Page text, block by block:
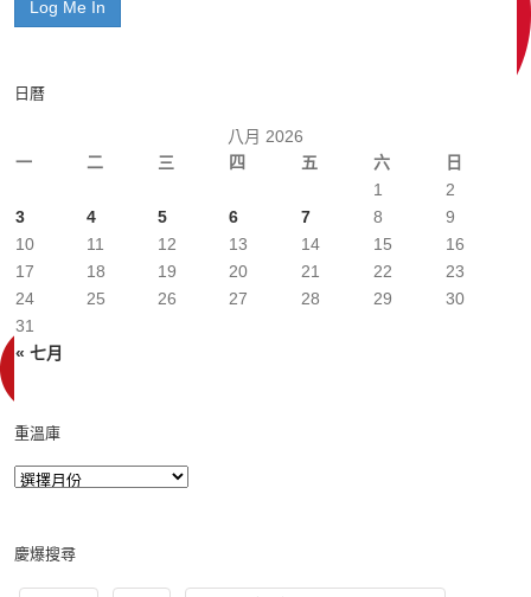
日曆
八月 2026
一
二 三 四 五 六 日
« 七月
1
2
3
4 5 6 7 8
9
10
11 12 13 14 15
16
17
18 19 20 21 22
23
24
25 26 27 28 29
30
31
重溫庫
慶爆搜尋